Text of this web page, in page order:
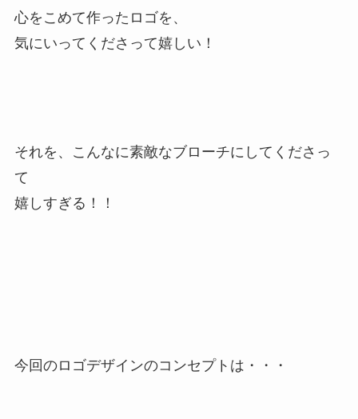
心をこめて作ったロゴを、
気にいってくださって嬉しい！
それを、こんなに素敵なブローチにしてくださっ
て
嬉しすぎる！！
今回のロゴデザインのコンセプトは・・・